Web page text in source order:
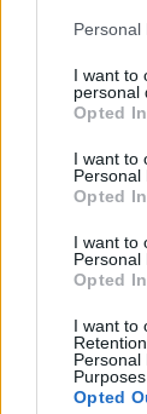
Personal
I want to
personal
Opted In
I want to
Personal
Opted In
I want to
Personal
Opted In
I want to
Personal
Opted